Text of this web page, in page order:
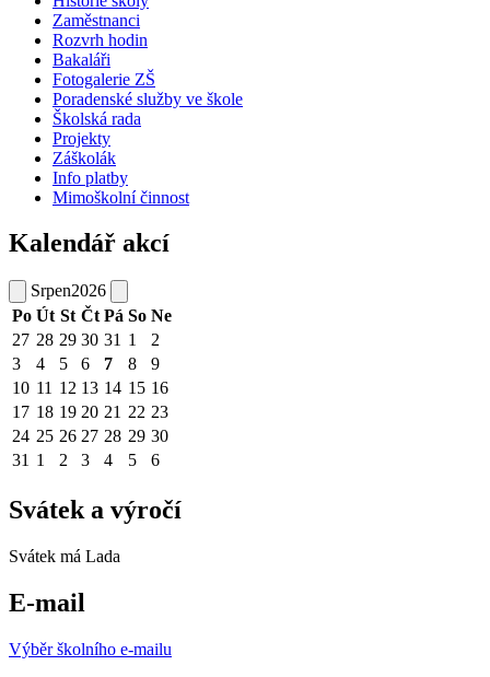
Zaměstnanci
Rozvrh hodin
Bakaláři
Fotogalerie ZŠ
Poradenské služby ve škole
Školská rada
Projekty
Záškolák
Info platby
Mimoškolní činnost
Kalendář akcí
Srpen2026
Po Út St Čt Pá So Ne
27 28 29 30 31 1
2
3
4 5 6 7 8
9
10 11 12 13 14 15 16
17 18 19 20 21 22 23
24 25 26 27 28 29 30
31 1 2 3 4 5 6
Svátek a výročí
Svátek má Lada
E-mail
Výběr školního e-mailu